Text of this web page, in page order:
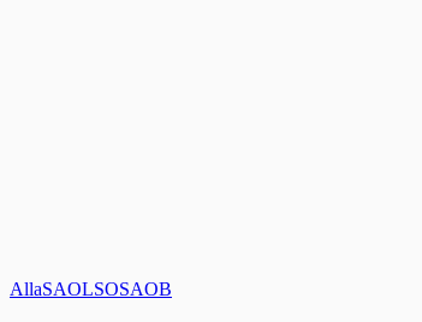
AllaSAOLSOSAOB